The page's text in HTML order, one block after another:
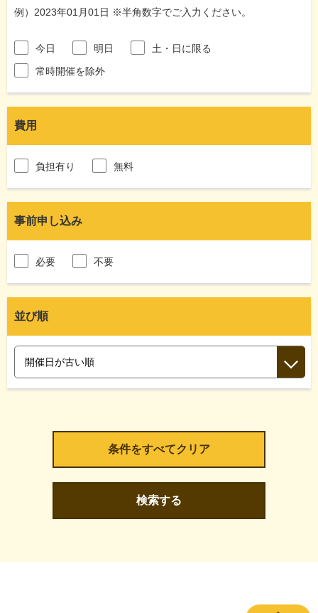
例）2023年01月01日 ※半角数字でご入力ください。
今日 明日
土・日に限る
常時開催を除外
費用
負担有り 無料
事前申し込み
必要 不要
並び順
検索する